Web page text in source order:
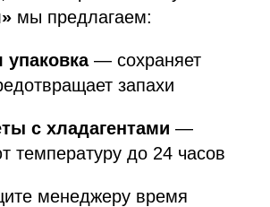
мы предлагаем:
упаковка— сохраняет
запахи
с хладагентами —
температуру до 24 часов
менеджеру время